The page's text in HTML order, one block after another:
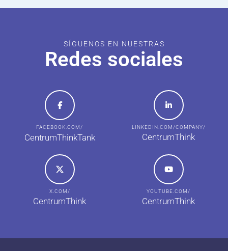
SÍGUENOS EN NUESTRAS
Redes sociales
FACEBOOK.COM/
CentrumThinkTank
LINKEDIN.COM/COMPANY/
CentrumThink
X.COM/
CentrumThink
YOUTUBE.COM/
CentrumThink